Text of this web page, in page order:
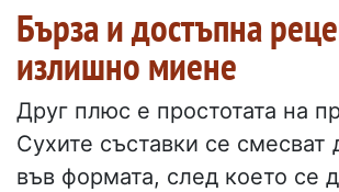
Бърза и достъпна
излишно миене
Друг плюс е простотата на
Сухите съставки се смесват
във формата, след което се